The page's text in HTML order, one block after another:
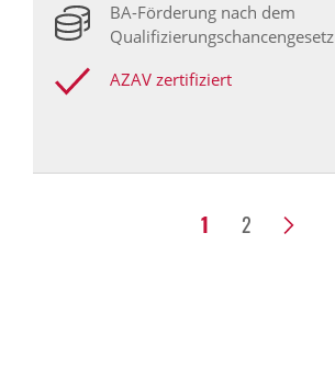
BA-Förderung nach dem
Qualifizierungschancengesetz
AZAV zertifiziert
1 2 >